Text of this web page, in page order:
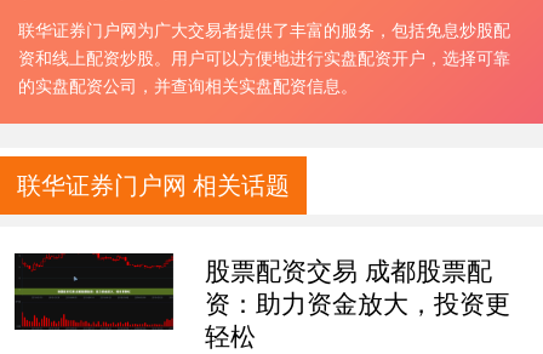
联华证券门户网为广大交易者提供了丰富的服务，包括免息炒股配
资和线上配资炒股。用户可以方便地进行实盘配资开户，选择可靠
的实盘配资公司，并查询相关实盘配资信息。
联华证券门户网 相关话题
股票配资交易 成都股票配
资：助力资金放大，投资更
轻松